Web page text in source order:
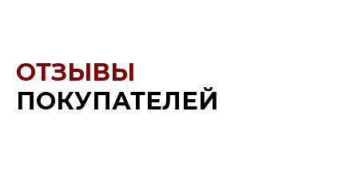
ОТЗЫВЫ
ПОКУПАТЕЛЕЙ